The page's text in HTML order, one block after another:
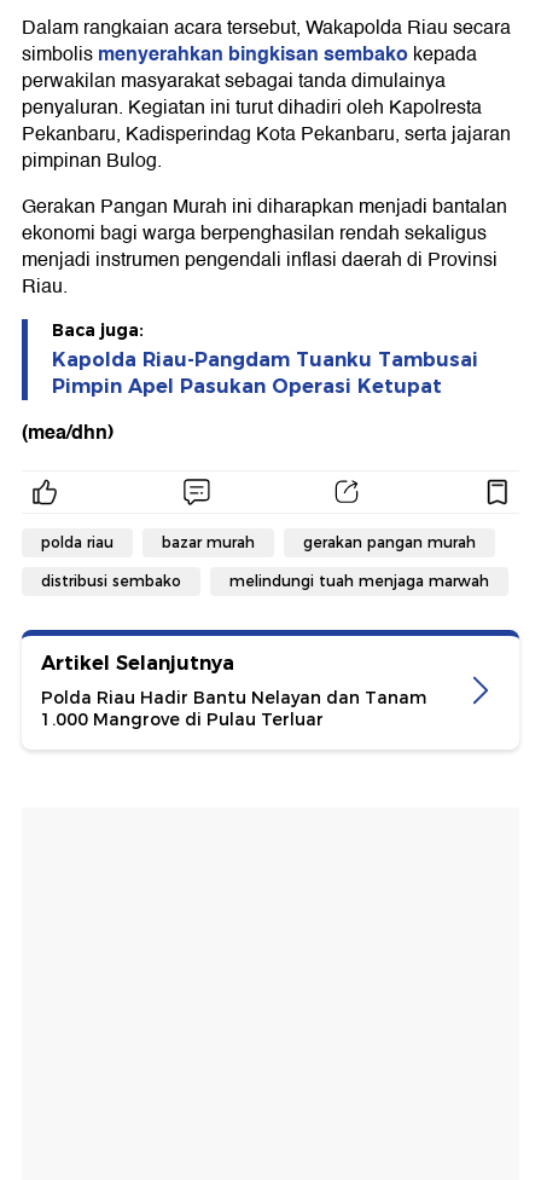
Dalam rangkaian acara tersebut, Wakapolda Riau secara
simbolismenyerahkan bingkisan sembakokepada
perwakilan masyarakat sebagai tanda dimulainya
penyaluran. Kegiatan ini turut dihadiri oleh Kapolresta
Pekanbaru, Kadisperindag Kota Pekanbaru, serta jajaran
pimpinan Bulog.
Gerakan Pangan Murah ini diharapkan menjadi bantalan
ekonomi bagi warga berpenghasilan rendah sekaligus
menjadi instrumen pengendali inflasi daerah di Provinsi
Riau.
Baca juga:
Kapolda Riau-Pangdam Tuanku Tambusai
Pimpin Apel Pasukan Operasi Ketupat
(mea/dhn)
polda riau bazar murah gerakan pangan murah
distribusi sembako melindungi tuah menjaga marwah
Artikel Selanjutnya
Polda Riau Hadir Bantu Nelayan dan Tanam
1.000 Mangrove di Pulau Terluar